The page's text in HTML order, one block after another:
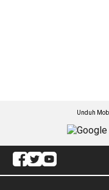
Unduh